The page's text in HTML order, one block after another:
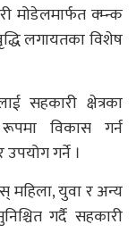
मोडेलमार्फत क्म्न्क
लगायतका विशेष
सहकारी क्षेत्रका
विकास गर्न
गर्ने ।
महिला, युवा र अन्य
गर्दै सहकारी